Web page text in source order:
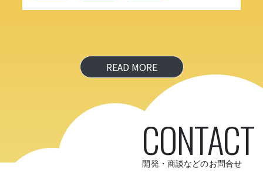
READ MORE
CONTACT
開発・商談などのお問合せ